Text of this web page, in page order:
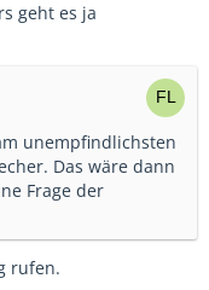
geht es ja
unempfindlichsten
Das wäre dann
Frage der
rufen.